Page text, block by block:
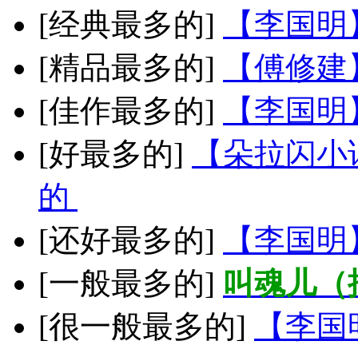
[经典最多的]
【李国
[精品最多的]
【傅修
[佳作最多的]
【李国
[好最多的]
【朵拉闪
的
[还好最多的]
【李国
[一般最多的] 叫魂儿
[很一般最多的]
【李